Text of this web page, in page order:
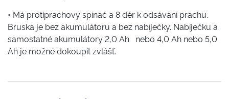
• Má protiprachový spínač a 8 děr k odsávání prachu.
Bruska je bez akumulátoru a bez nabíječky. Nabíječku a
samostatné akumulátory 2,0 Ah nebo 4,0 Ah nebo 5,0
Ah je možné dokoupit zvlášť.